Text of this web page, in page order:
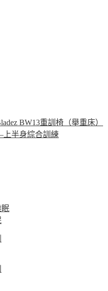
BW13重訓椅（舉重床）
半身綜合訓練